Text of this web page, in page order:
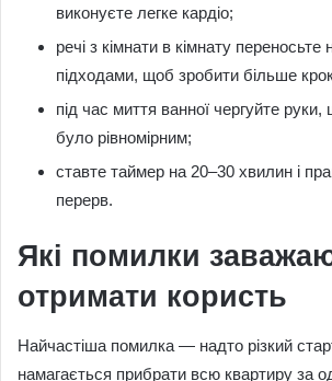
виконуєте легке кардіо;
речі з кімнати в кімнату
підходами, щоб зробити більше
під час миття ванної чергуйте
було рівномірним;
ставте таймер на 20–30 хвилин і
перерв.
Які помилки
отримати користь
Найчастіша помилка — надто різкий
намагається прибрати всю квартиру за